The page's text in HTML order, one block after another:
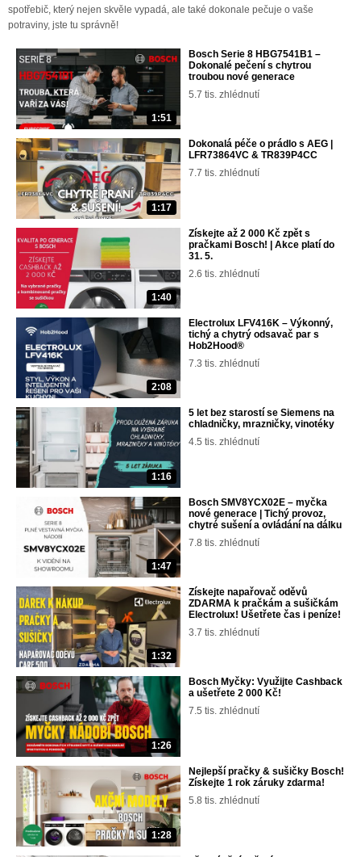
spotřebič, který nejen skvěle vypadá, ale také dokonale pečuje o vaše
potraviny, jste tu správně!
1:51
Bosch Serie 8 HBG7541B1 –
Dokonalé pečení s chytrou
troubou nové generace
5.7 tis. zhlédnutí
1:17
Dokonalá péče o prádlo s AEG |
LFR73864VC & TR839P4CC
7.7 tis. zhlédnutí
1:40
Získejte až 2 000 Kč zpět s
pračkami Bosch! | Akce platí do
31. 5.
2.6 tis. zhlédnutí
2:08
Electrolux LFV416K – Výkonný,
tichý a chytrý odsavač par s
Hob2Hood®
7.3 tis. zhlédnutí
1:16
5 let bez starostí se Siemens na
chladničky, mrazničky, vinotéky
4.5 tis. zhlédnutí
1:47
Bosch SMV8YCX02E – myčka
nové generace | Tichý provoz,
chytré sušení a ovládání na dálku
7.8 tis. zhlédnutí
1:32
Získejte napařovač oděvů
ZDARMA k pračkám a sušičkám
Electrolux! Ušetřete čas i peníze!
3.7 tis. zhlédnutí
1:26
Bosch Myčky: Využijte Cashback
a ušetřete 2 000 Kč!
7.5 tis. zhlédnutí
1:28
Nejlepší pračky & sušičky Bosch!
Získejte 1 rok záruky zdarma!
5.8 tis. zhlédnutí